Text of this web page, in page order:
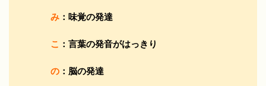
み ：味覚の発達
こ ：言葉の発音がはっきり
の ：脳の発達